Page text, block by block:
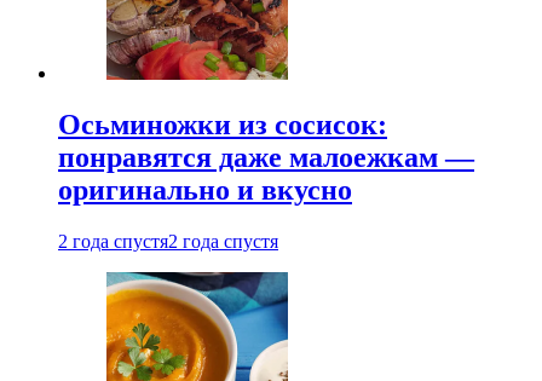
Осьминожки из сосисок:
понравятся даже малоежкам —
оригинально и вкусно
2 года спустя2 года спустя